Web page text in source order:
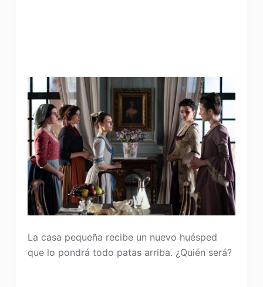
La casa pequeña recibe un nuevo huésped
que lo pondrá todo patas arriba. ¿Quién será?